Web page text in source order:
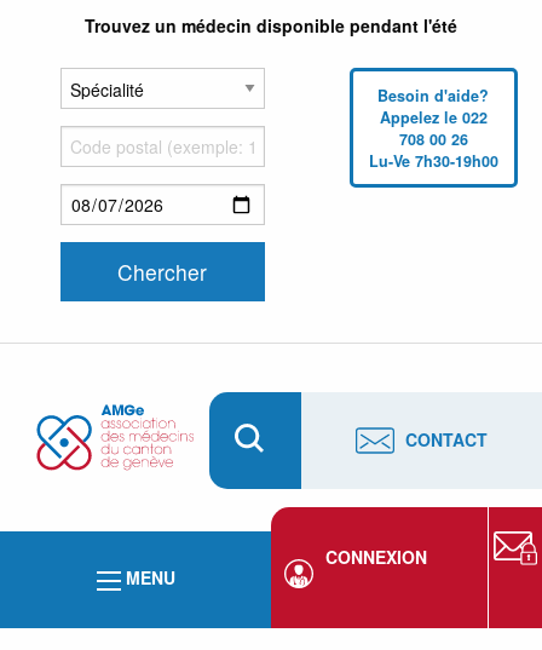
Trouvez un médecin disponible pendant l'été
Besoin d'aide?
Appelez le 022
708 00 26
Lu-Ve 7h30-19h00
CONTACT
MENU
CONNEXION